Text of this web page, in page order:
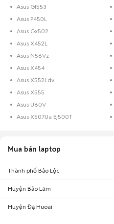
Asus Gl553
Asus P450L
Asus Gx502
Asus X452L
Asus N56Vz
Asus X454
Asus X552Ldv
Asus X555
Asus U80V
Asus X507Ua Ej500T
Mua bán laptop
Thành phố Bảo Lộc
Huyện Bảo Lâm
Huyện Đạ Huoai